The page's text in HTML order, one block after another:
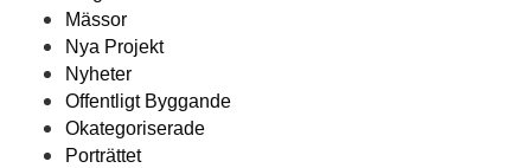
Mässor
Nya Projekt
Nyheter
Offentligt Byggande
Okategoriserade
Porträttet